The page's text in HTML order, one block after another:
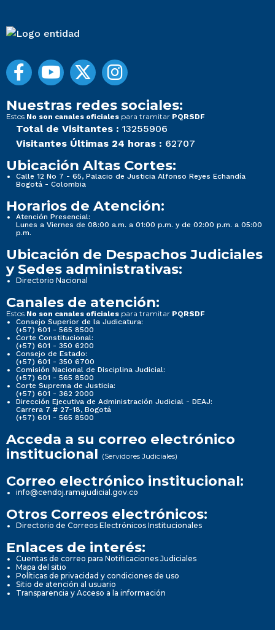
Nuestras redes sociales:
Estos No son canales oficiales para tramitar PQRSDF
Total de Visitantes : 13255906
Visitantes Últimas 24 horas : 62707
Ubicación Altas Cortes:
Calle 12 No 7 - 65, Palacio de Justicia Alfonso Reyes Echandía
Bogotá - Colombia
Horarios de Atención:
Atención Presencial:
Lunes a Viernes de 08:00 a.m. a 01:00 p.m. y de 02:00 p.m. a 05:00
p.m.
Ubicación de Despachos Judiciales
y Sedes administrativas:
Directorio Nacional
Canales de atención:
Estos No son canales oficiales para tramitar PQRSDF
Consejo Superior de la Judicatura:
(+57) 601 - 565 8500
Corte Constitucional:
(+57) 601 - 350 6200
Consejo de Estado:
(+57) 601 - 350 6700
Comisión Nacional de Disciplina Judicial:
(+57) 601 - 565 8500
Corte Suprema de Justicia:
(+57) 601 - 362 2000
Dirección Ejecutiva de Administración Judicial - DEAJ:
Carrera 7 # 27-18, Bogotá
(+57) 601 - 565 8500
Acceda a su correo electrónico
institucional (Servidores Judiciales)
Correo electrónico institucional:
info@cendoj.ramajudicial.gov.co
Otros Correos electrónicos:
Directorio de Correos Electrónicos Institucionales
Enlaces de interés:
Cuentas de correo para Notificaciones Judiciales
Mapa del sitio
Políticas de privacidad y condiciones de uso
Sitio de atención al usuario
Transparencia y Acceso a la información